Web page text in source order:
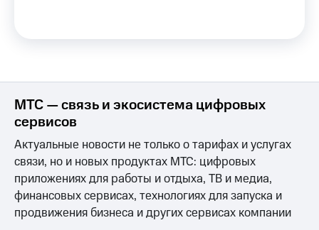
Гудок
Мой
МТС
Все
приложения
Финансы
Инвестиции
Получайте
и получайте
доход 15%
Акции
Условия
пополнения
Скидка
30%
на связь
МТС — связь и экосистема цифровых
сервисов
Актуальные новости не только о тарифах и услугах
связи, но и новых продуктах МТС: цифровых
приложениях для работы и отдыха, ТВ и медиа,
финансовых сервисах, технологиях для запуска и
продвижения бизнеса и других сервисах компании